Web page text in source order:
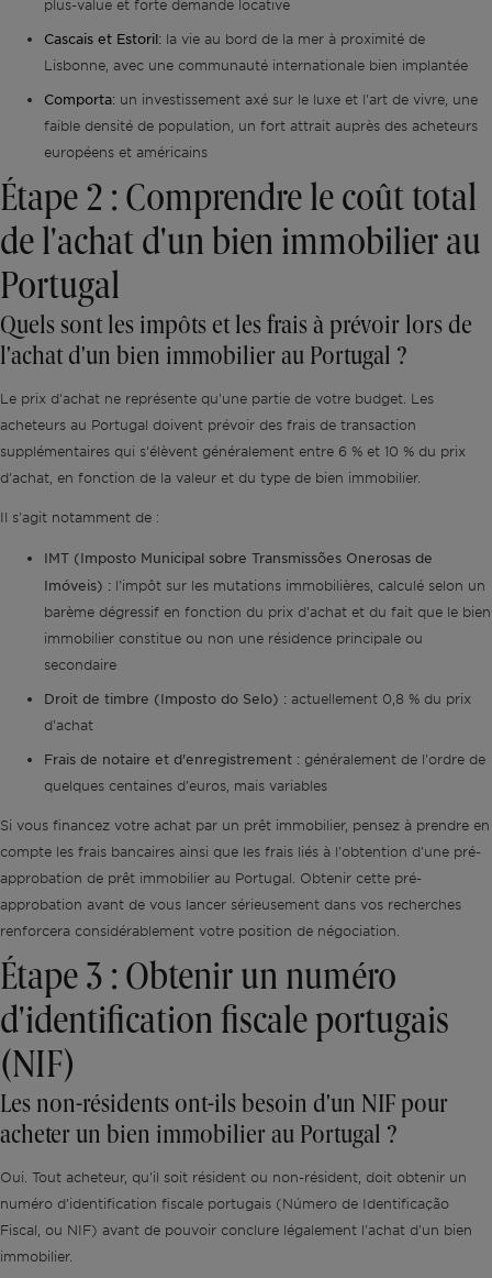
plus-value et forte demande locative
Cascais et Estoril: la vie au bord de la mer à proximité de
Lisbonne, avec une communauté internationale bien implantée
Comporta: un investissement axé sur le luxe et l'art de vivre, une
faible densité de population, un fort attrait auprès des acheteurs
européens et américains
Étape 2 : Comprendre le coût total
de l'achat d'un bien immobilier au
Portugal
Quels sont les impôts et les frais à prévoir lors de
l'achat d'un bien immobilier au Portugal ?
Le prix d'achat ne représente qu'une partie de votre budget. Les
acheteurs au Portugal doivent prévoir des frais de transaction
supplémentaires qui s'élèvent généralement entre 6 % et 10 % du prix
d'achat, en fonction de la valeur et du type de bien immobilier.
Il s'agit notamment de :
IMT (Imposto Municipal sobre Transmissões Onerosas de
Imóveis) : l'impôt sur les mutations immobilières, calculé selon un
barème dégressif en fonction du prix d'achat et du fait que le bien
immobilier constitue ou non une résidence principale ou
secondaire
Droit de timbre (Imposto do Selo) : actuellement 0,8 % du prix
d'achat
Frais de notaire et d'enregistrement : généralement de l'ordre de
quelques centaines d'euros, mais variables
Si vous financez votre achat par un prêt immobilier, pensez à prendre en
compte les frais bancaires ainsi que les frais liés à l'obtention d'une pré-
approbation de prêt immobilier au Portugal. Obtenir cette pré-
approbation avant de vous lancer sérieusement dans vos recherches
renforcera considérablement votre position de négociation.
Étape 3 : Obtenir un numéro
d'identification fiscale portugais
(NIF)
Les non-résidents ont-ils besoin d'un NIF pour
acheter un bien immobilier au Portugal ?
Oui. Tout acheteur, qu'il soit résident ou non-résident, doit obtenir un
numéro d'identification fiscale portugais (Número de Identificação
Fiscal, ou NIF) avant de pouvoir conclure légalement l'achat d'un bien
immobilier.